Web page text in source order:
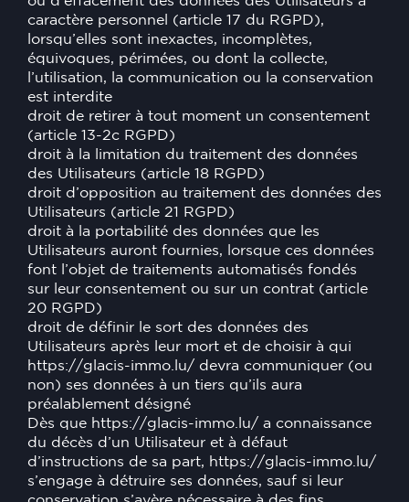
caractère personnel (article 17 du RGPD),
lorsqu’elles sont inexactes, incomplètes,
équivoques, périmées, ou dont la collecte,
l’utilisation, la communication ou la conservation
est interdite
droit de retirer à tout moment un consentement
(article 13-2c RGPD)
droit à la limitation du traitement des données
des Utilisateurs (article 18 RGPD)
droit d’opposition au traitement des données des
Utilisateurs (article 21 RGPD)
droit à la portabilité des données que les
Utilisateurs auront fournies, lorsque ces données
font l’objet de traitements automatisés fondés
sur leur consentement ou sur un contrat (article
20 RGPD)
droit de définir le sort des données des
Utilisateurs après leur mort et de choisir à qui
https://glacis-immo.lu/ devra communiquer (ou
non) ses données à un tiers qu’ils aura
préalablement désigné
Dès que https://glacis-immo.lu/ a connaissance
du décès d’un Utilisateur et à défaut
d’instructions de sa part, https://glacis-immo.lu/
s’engage à détruire ses données, sauf si leur